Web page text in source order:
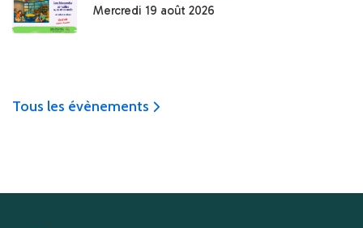
Mercredi 19 août 2026
Tous les évènements icon